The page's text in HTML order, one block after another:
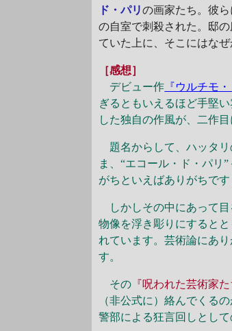
ド・パリの画家たち。彼
の自室で刺殺された。邸
ていた上に、そこにはな
［感想］
デビュー作 『ウルチモ
ぎるともいえるほど手堅
した独自の作風が、二作
題名からして、ハッタリ
ま、“エコール・ド・パリ
がちといえばありがちで
しかしその中にあって
物像を浮き彫りにすると
れています。芸術論にあ
す。
その 『呪われた芸術家
（非公式に）絡んでくる
警部による狂言回しとし